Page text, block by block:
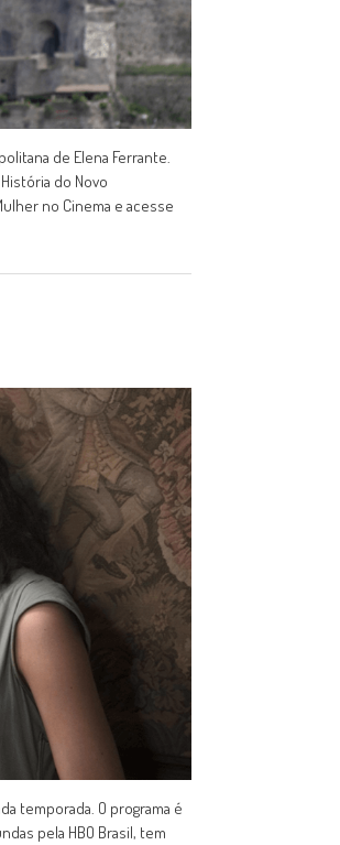
de Elena Ferrante.
do Novo
no Cinema e acesse
temporada. O programa é
pela HBO Brasil, tem